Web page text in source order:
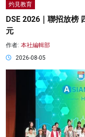
灼見教育
DSE 2026｜聯招放榜
元
作者: 本社編輯部
2026-08-05